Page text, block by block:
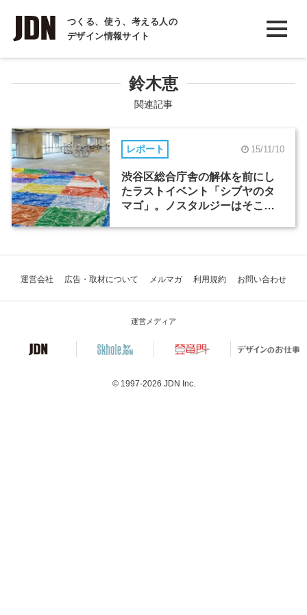
つくる、使う、考える人の
デザイン情報サイト
INTERVIEW
インタビュー
COLUMN
コラム
鈴木恵
関連記事
レポート 15/11/10
渋谷区総合庁舎の解体を前にし
たラストイベント「シブヤのタ
マゴ」。ノスタルジーはそこか
運営会社 広告・取材について メルマガ 利用規約 お問い合わせ
運営メディア
© 1997-2026 JDN Inc.